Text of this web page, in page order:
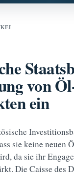
von
ein
sie keine neuen
da sie ihr
Die Caisse des